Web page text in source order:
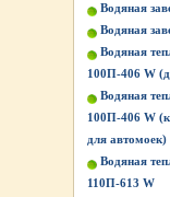
Водяная
Водяная
Водяная
100П-406 W
Водяная
100П-406 W
для автомоек)
Водяная
110П-613 W